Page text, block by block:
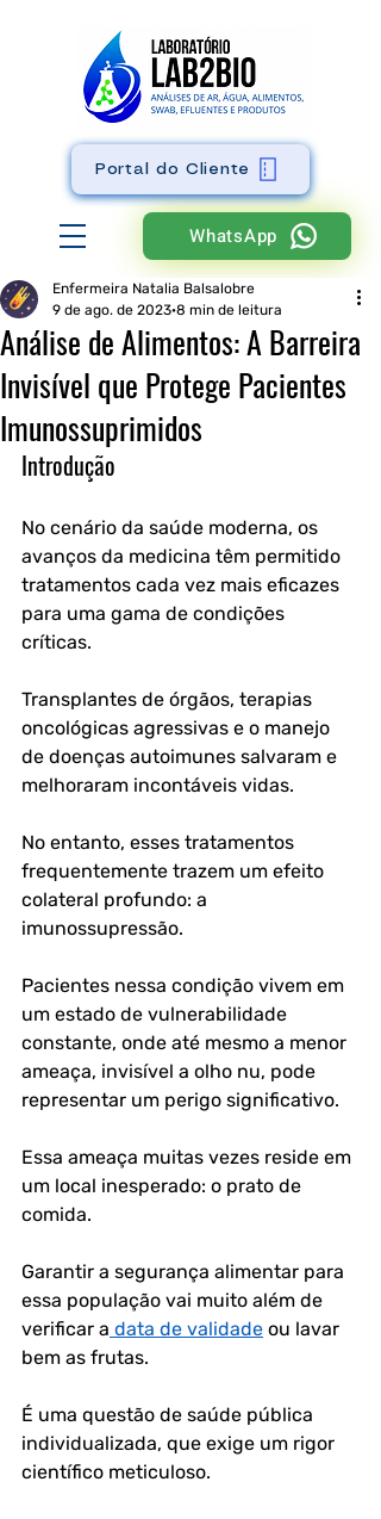
WhatsApp
Portal do Cliente
Análise de Alimentos: A Barreira
Invisível que Protege Pacientes
Imunossuprimidos
Enfermeira Natalia Balsalobre
9 de ago. de 2023 8 min de leitura
Introdução
No cenário da saúde moderna, os
avanços da medicina têm permitido
tratamentos cada vez mais eficazes
para uma gama de condições
críticas.
Transplantes de órgãos, terapias
oncológicas agressivas e o manejo
de doenças autoimunes salvaram e
melhoraram incontáveis vidas.
No entanto, esses tratamentos
frequentemente trazem um efeito
colateral profundo: a
imunossupressão.
Pacientes nessa condição vivem em
um estado de vulnerabilidade
constante, onde até mesmo a menor
ameaça, invisível a olho nu, pode
representar um perigo significativo.
Essa ameaça muitas vezes reside em
um local inesperado: o prato de
comida.
Garantir a segurança alimentar para
essa população vai muito além de
verificar a data de validade ou lavar
bem as frutas.
É uma questão de saúde pública
individualizada, que exige um rigor
científico meticuloso.